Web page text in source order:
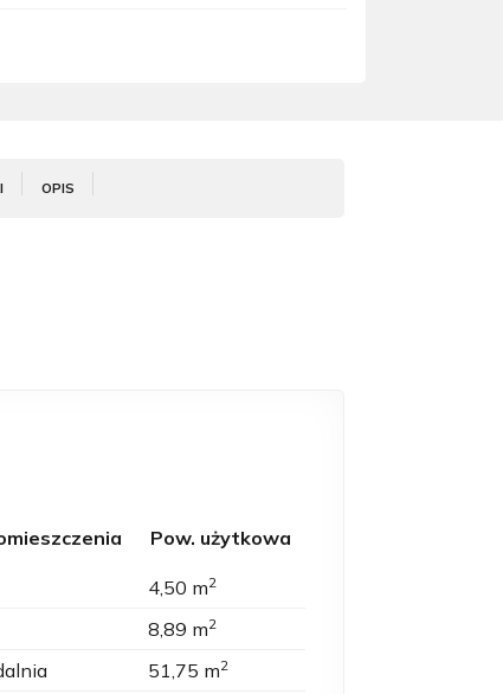
OPIS
Pow. użytkowa
4,50 m2
8,89 m2
51,75 m2